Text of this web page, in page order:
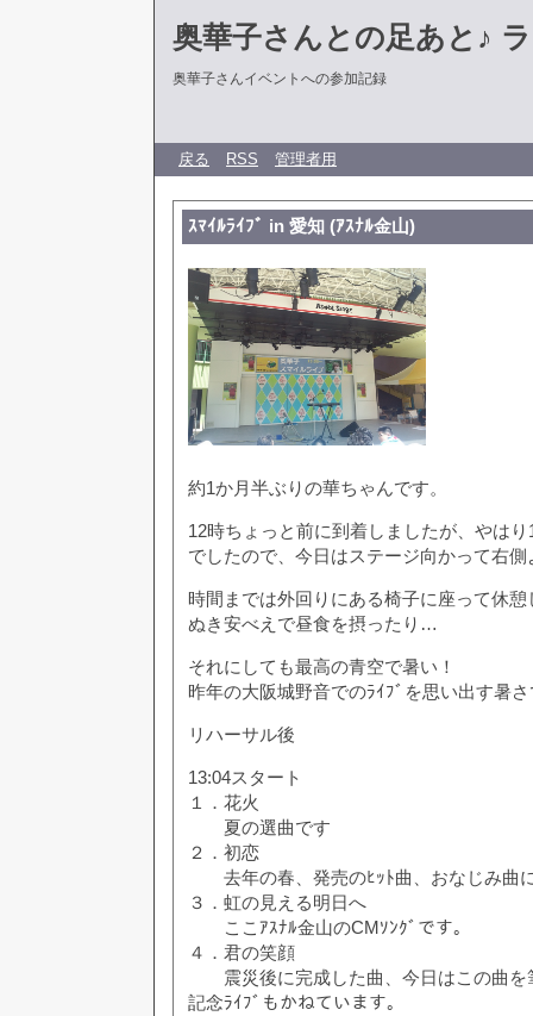
奥華子さんとの足あと♪
奥華子さんイベントへの参加記録
戻る RSS 管理者用
ｽﾏｲﾙﾗｲﾌﾞ in 愛知 (ｱｽﾅﾙ金山)
約1か月半ぶりの華ちゃんです。
12時ちょっと前に到着しましたが、やは
でしたので、今日はステージ向かって右
時間までは外回りにある椅子に座って休
ぬき安べえで昼食を摂ったり…
それにしても最高の青空で暑い！
昨年の大阪城野音でのﾗｲﾌﾞを思い出す暑
リハーサル後
13:04スタート
１．花火
夏の選曲です
２．初恋
去年の春、発売のﾋｯﾄ曲、おなじみ曲
３．虹の見える明日へ
ここｱｽﾅﾙ金山のCMｿﾝｸﾞです。
４．君の笑顔
震災後に完成した曲、今日はこの曲を
記念ﾗｲﾌﾞもかねています。